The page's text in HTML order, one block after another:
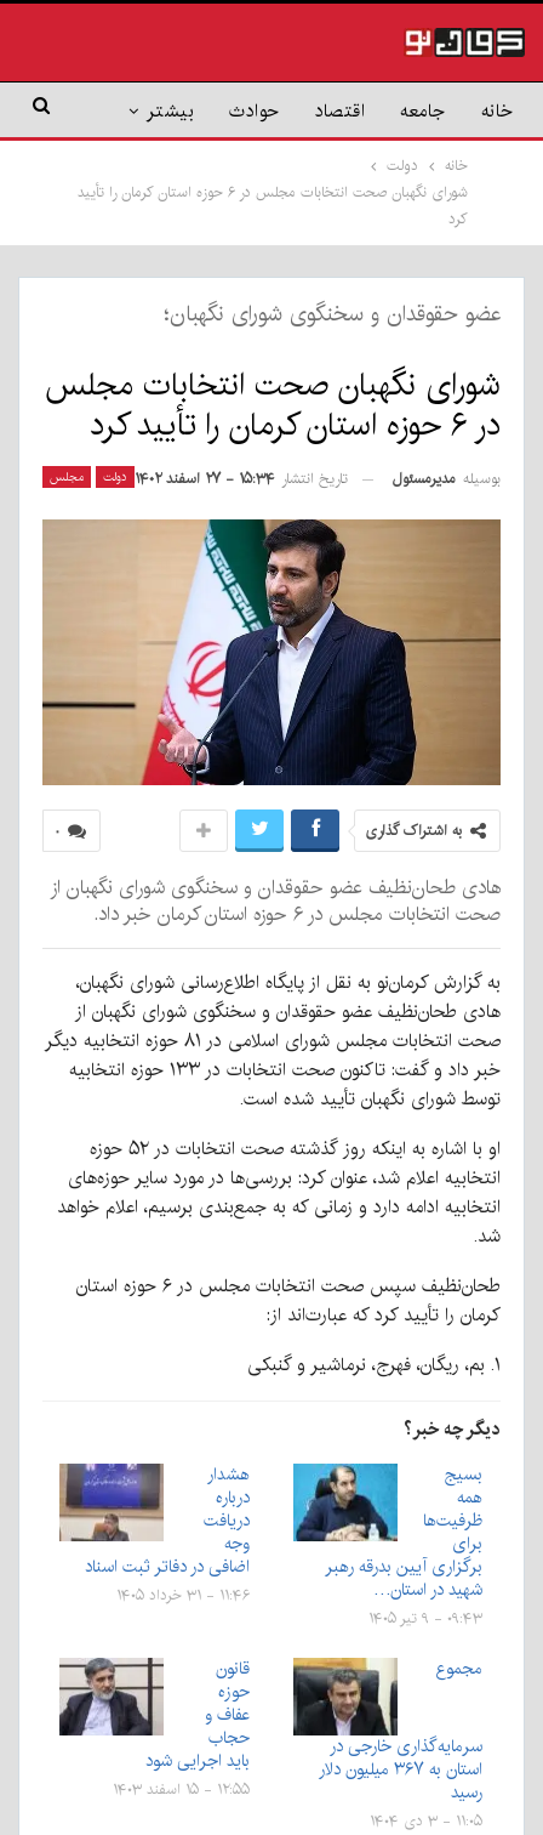
خانه جامعه اقتصاد حوادث بیشتر
خانه
دولت
شورای نگهبان صحت انتخابات مجلس در ۶ حوزه استان کرمان را تأیید
کرد
عضو حقوقدان و سخنگوی شورای نگهبان؛
شورای نگهبان صحت انتخابات مجلس
در ۶ حوزه استان کرمان را تأیید کرد
دولت مجلس بوسیله مدیرمسئول تاریخ انتشار ۱۵:۳۴ - ۲۷ اسفند ۱۴۰۲
۰ به اشتراک گذاری
هادی طحان‌نظیف عضو حقوقدان و سخنگوی شورای نگهبان از
صحت انتخابات مجلس در ۶ حوزه استان کرمان خبر داد.
به گزارش کرمان‌نو به نقل از پایگاه اطلاع‌رسانی شورای نگهبان،
هادی طحان‌نظیف عضو حقوقدان و سخنگوی شورای نگهبان از
صحت انتخابات مجلس شورای اسلامی در ۸۱ حوزه انتخابیه دیگر
خبر داد و گفت: تاکنون صحت انتخابات در ۱۳۳ حوزه انتخابیه
توسط شورای نگهبان تأیید شده است.
او با اشاره به اینکه روز گذشته صحت انتخابات در ۵۲ حوزه
انتخابیه اعلام شد، عنوان کرد: بررسی‌ها در مورد سایر حوزه‌های
انتخابیه ادامه دارد و زمانی که به جمع‌بندی برسیم، اعلام خواهد
شد.
طحان‌نظیف سپس صحت انتخابات مجلس در ۶ حوزه استان
کرمان را تأیید کرد که عبارت‌اند از:
۱. بم، ریگان، فهرج، نرماشیر و گنبکی
دیگر چه خبر؟
بسیج
همه
ظرفیت‌ها
برای
برگزاری آیین بدرقه رهبر
شهید در استان…
۰۹:۴۳ - ۹ تیر ۱۴۰۵
هشدار
درباره
دریافت
وجه
اضافی در دفاتر ثبت اسناد
۱۱:۴۶ - ۳۱ خرداد ۱۴۰۵
مجموع
سرمایه‌گذاری خارجی در
استان به ۳۶۷ میلیون دلار
رسید
۱۱:۰۵ - ۳ دی ۱۴۰۴
قانون
حوزه
عفاف و
حجاب
باید اجرایی شود
۱۲:۵۵ - ۱۵ اسفند ۱۴۰۳